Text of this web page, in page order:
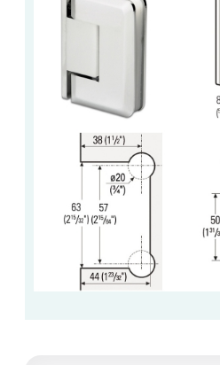
VERRE ANTI-REFLET
VERRE LAQUÉ/CRÉDENCE
VERRE FEUILLETÉ/TREMPÉ
PORTE EN VERRE
GARDE CORPS EN VERRE
VERRIÈRE TYPE ATELIER
VERRES TEXTURÉS